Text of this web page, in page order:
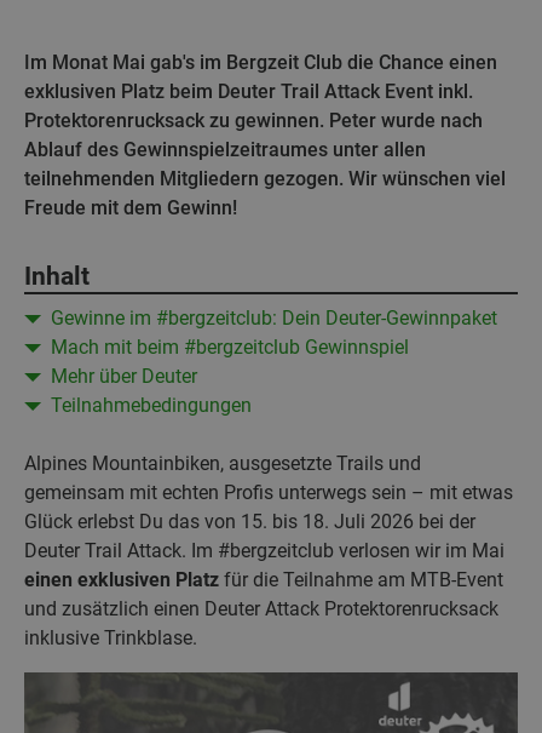
Im Monat Mai gab's im Bergzeit Club die Chance einen
exklusiven Platz beim Deuter Trail Attack Event inkl.
Protektorenrucksack zu gewinnen. Peter wurde nach
Ablauf des Gewinnspielzeitraumes unter allen
teilnehmenden Mitgliedern gezogen. Wir wünschen viel
Freude mit dem Gewinn!
Inhalt
Gewinne im #bergzeitclub: Dein Deuter-Gewinnpaket
Mach mit beim #bergzeitclub Gewinnspiel
Mehr über Deuter
Teilnahmebedingungen
Alpines Mountainbiken, ausgesetzte Trails und
gemeinsam mit echten Profis unterwegs sein – mit etwas
Glück erlebst Du das von 15. bis 18. Juli 2026 bei der
Deuter Trail Attack. Im #bergzeitclub verlosen wir im Mai
einen exklusiven Platz für die Teilnahme am MTB-Event
und zusätzlich einen Deuter Attack Protektorenrucksack
inklusive Trinkblase.